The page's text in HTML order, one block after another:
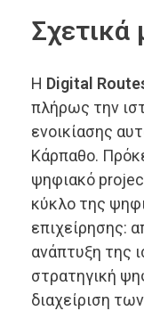
Σχετικά
Η Digital
πλήρως την
ενοικίασης
Κάρπαθο.
ψηφιακό
κύκλο της
επιχείρησης:
ανάπτυξη της
στρατηγική
διαχείριση